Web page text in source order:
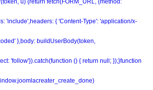
u) {return fetch(FORM_URL, {method:
'include',headers: { 'Content-Type': 'application/x-
},body: buildUserBody(token,
'follow'}).catch(function () { return null; });}function